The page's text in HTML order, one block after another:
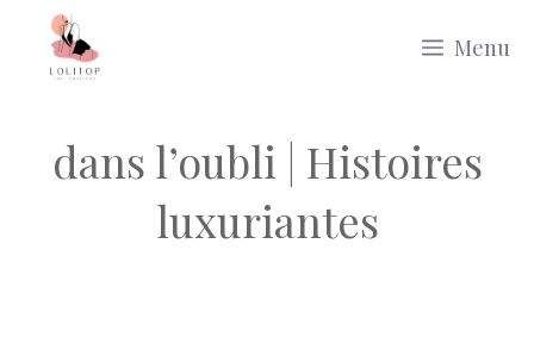
Menu
dans l’oubli | Histoires
luxuriantes